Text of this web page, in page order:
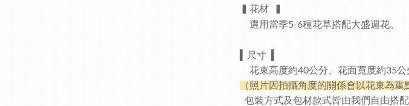
▍花材
選用當季5-6種花草搭配大盛週花。
尺寸
花束高度約40公分、花面寬度約35公
（照片因拍攝角度的關係會以花束為重
包裝方式及包材款式皆由我們自由搭配